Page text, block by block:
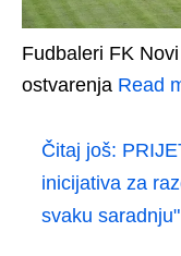
Fudbaleri FK
ostvarenja Read
Čitaj još:
inicijativa za
svaku saradnju"